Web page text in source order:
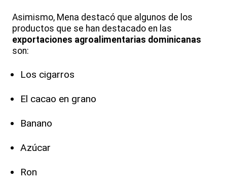
Asimismo, Mena destacó que algunos de los
productos que se han destacado en las
exportaciones agroalimentarias dominicanas
son:
Los cigarros
El cacao en grano
Banano
Azúcar
Ron